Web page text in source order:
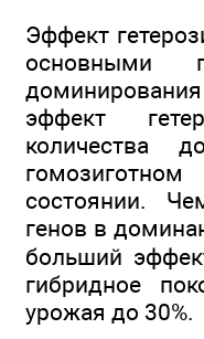
Эффект
основными
эффект
количества
состоянии.
генов в
больший
гибридное
урожая до 30%.